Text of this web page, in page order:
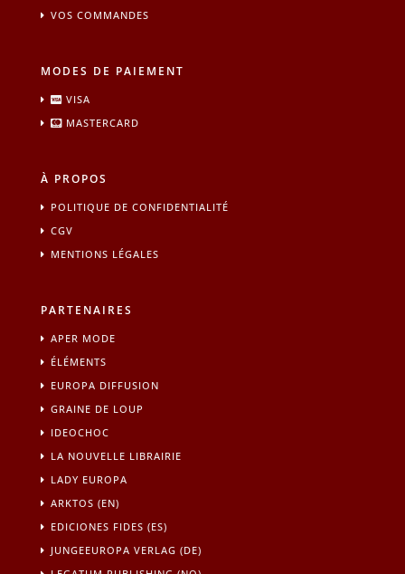
VOS COMMANDES
MODES DE PAIEMENT
VISA
MASTERCARD
À PROPOS
POLITIQUE DE CONFIDENTIALITÉ
CGV
MENTIONS LÉGALES
PARTENAIRES
APER MODE
ÉLÉMENTS
EUROPA DIFFUSION
GRAINE DE LOUP
IDEOCHOC
LA NOUVELLE LIBRAIRIE
LADY EUROPA
ARKTOS (EN)
EDICIONES FIDES (ES)
JUNGEEUROPA VERLAG (DE)